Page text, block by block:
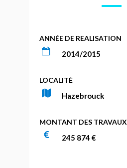
ANNÉE DE REALISATION
2014/2015
LOCALITÉ
Hazebrouck
MONTANT DES TRAVAUX
245 874 €